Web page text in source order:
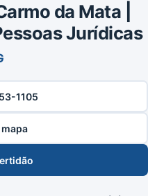
da Mata |
Jurídicas
1105